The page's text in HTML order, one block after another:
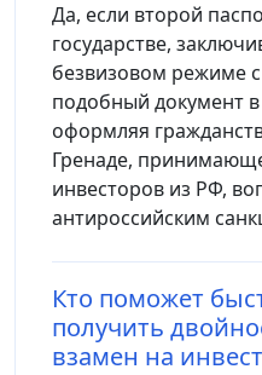
Да, если второй
государстве,
безвизовом режиме
подобный документ
оформляя
Гренаде,
инвесторов из РФ,
антироссийским
Кто поможет
получить
взамен на